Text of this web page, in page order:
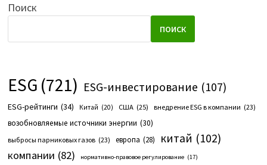
Поиск
ПОИСК
ESG (721) ESG-инвестирование (107)
ESG-рейтинги (34) Китай (20) США (25) внедрение ESG в компании (23)
возобновляемые источники энергии (30)
выбросы парниковых газов (23) европа (28) китай (102)
компании (82) нормативно-правовое регулирование (17)